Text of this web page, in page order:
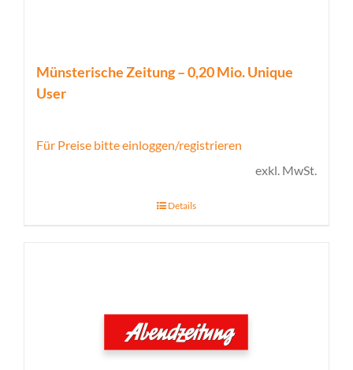
Münsterische Zeitung – 0,20 Mio. Unique
User
Für Preise bitte einloggen/registrieren
exkl. MwSt.
Details